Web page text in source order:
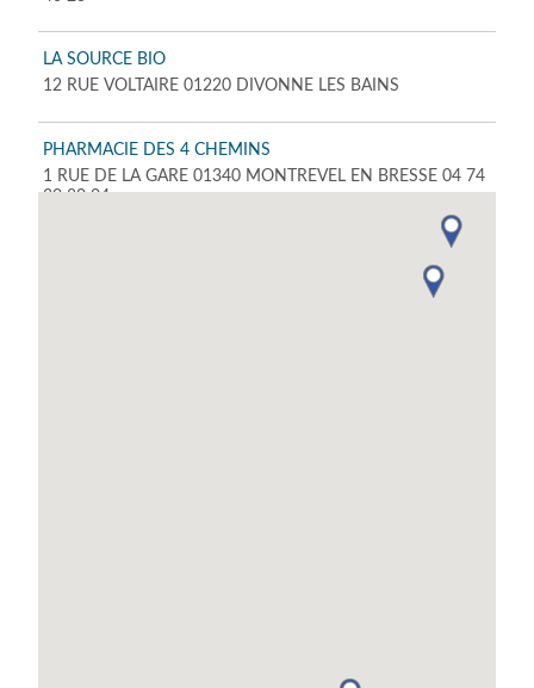
LA SOURCE BIO
12 RUE VOLTAIRE 01220 DIVONNE LES BAINS
PHARMACIE DES 4 CHEMINS
1 RUE DE LA GARE 01340 MONTREVEL EN BRESSE 04 74
30 80 04